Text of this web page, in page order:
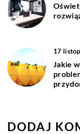
17
Jakie
DODAJ